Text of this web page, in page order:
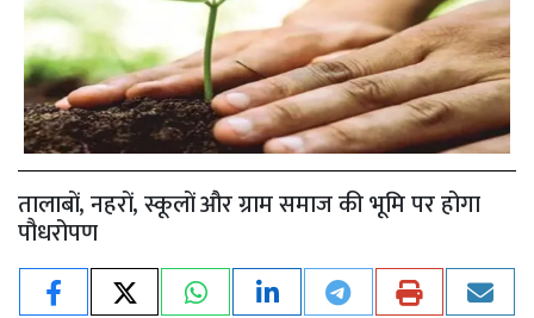
तालाबों, नहरों, स्कूलों और ग्राम समाज की भूमि पर होगा
पौधरोपण